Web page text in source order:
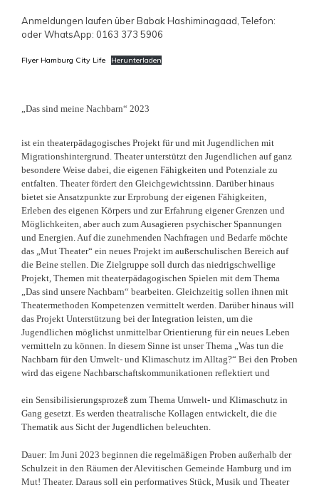
Anmeldungen laufen über Babak Hashiminagaad, Telefon:
oder WhatsApp: 0163 373 5906
Flyer Hamburg City Life Herunterladen
„Das sind meine Nachbarn“ 2023
ist ein theaterpädagogisches Projekt für und mit Jugendlichen mit
Migrationshintergrund. Theater unterstützt den Jugendlichen auf ganz
besondere Weise dabei, die eigenen Fähigkeiten und Potenziale zu
entfalten. Theater fördert den Gleichgewichtssinn. Darüber hinaus
bietet sie Ansatzpunkte zur Erprobung der eigenen Fähigkeiten,
Erleben des eigenen Körpers und zur Erfahrung eigener Grenzen und
Möglichkeiten, aber auch zum Ausagieren psychischer Spannungen
und Energien. Auf die zunehmenden Nachfragen und Bedarfe möchte
das „Mut Theater“ ein neues Projekt im außerschulischen Bereich auf
die Beine stellen. Die Zielgruppe soll durch das niedrigschwellige
Projekt, Themen mit theaterpädagogischen Spielen mit dem Thema
„Das sind unsere Nachbarn“ bearbeiten. Gleichzeitig sollen ihnen mit
Theatermethoden Kompetenzen vermittelt werden. Darüber hinaus will
das Projekt Unterstützung bei der Integration leisten, um die
Jugendlichen möglichst unmittelbar Orientierung für ein neues Leben
vermitteln zu können. In diesem Sinne ist unser Thema „Was tun die
Nachbarn für den Umwelt- und Klimaschutz im Alltag?“ Bei den Proben
wird das eigene Nachbarschaftskommunikationen reflektiert und
ein Sensibilisierungsprozeß zum Thema Umwelt- und Klimaschutz in
Gang gesetzt. Es werden theatralische Kollagen entwickelt, die die
Thematik aus Sicht der Jugendlichen beleuchten.
Dauer: Im Juni 2023 beginnen die regelmäßigen Proben außerhalb der
Schulzeit in den Räumen der Alevitischen Gemeinde Hamburg und im
Mut! Theater. Daraus soll ein performatives Stück, Musik und Theater